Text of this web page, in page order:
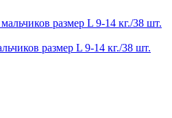
размер L 9-14 кг./38 шт.